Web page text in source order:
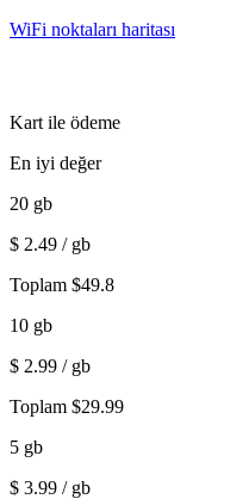
WiFi noktaları haritası
Kart ile ödeme
En iyi değer
20 gb
$ 2.49 / gb
Toplam $49.8
10 gb
$ 2.99 / gb
Toplam $29.99
5 gb
$ 3.99 / gb